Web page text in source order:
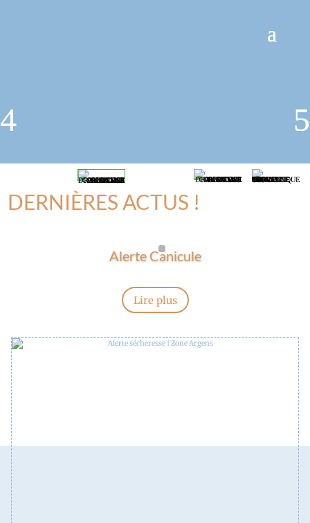
DERNIÈRES ACTUS !
Alerte Canicule
Lire plus